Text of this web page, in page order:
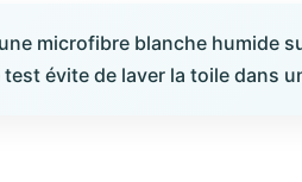
microfibre blanche humide
évite de laver la toile dans